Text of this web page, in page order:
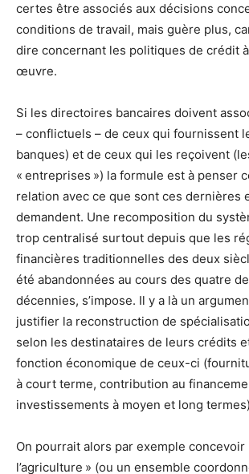
certes être associés aux décisions
conditions de travail, mais guère plus,
dire concernant les politiques de crédit
œuvre.
Si les directoires bancaires doivent
– conflictuels – de ceux qui fournissent
banques) et de ceux qui les reçoivent
« entreprises ») la formule est à penser
relation avec ce que sont ces dernières
demandent. Une recomposition du
trop centralisé surtout depuis que les
financières traditionnelles des deux
été abandonnées au cours des quatre
décennies, s’impose. Il y a là un
justifier la reconstruction de
selon les destinataires de leurs crédits
fonction économique de ceux-ci
à court terme, contribution au
investissements à moyen et long
On pourrait alors par exemple concevoir
l’agriculture » (ou un ensemble